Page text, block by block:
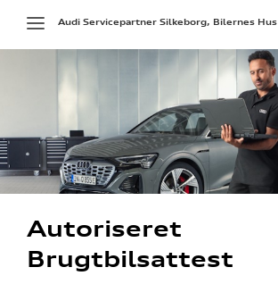
Toggle
navigation
Audi Servicepartner Silkeborg, Bilernes Hus
Autoriseret
Brugtbilsattest